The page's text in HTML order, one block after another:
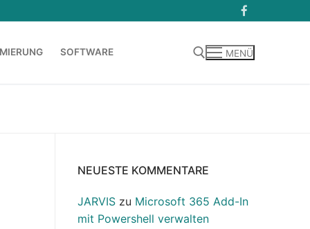
SOFTWARE MENÜ
NEUESTE KOMMENTARE
JARVIS zu Microsoft 365 Add-In
mit Powershell verwalten